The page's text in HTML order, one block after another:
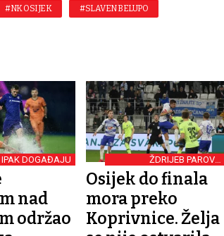
#NK OSIJEK #SLAVEN BELUPO
DOGAĐAJU
nad
održao
ŽDRIJEB PAROVA
POLUFINALA
Osijek do finala
mora preko
Koprivnice. Želja